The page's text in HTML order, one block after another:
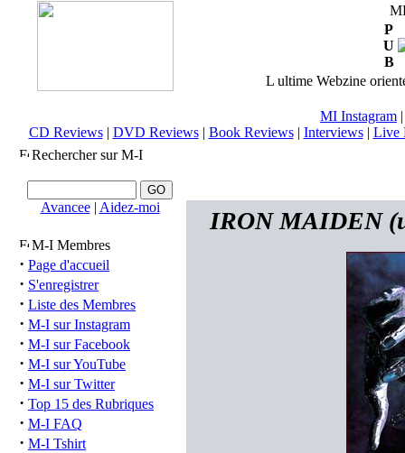
P
U
B
L ultime Webzine
MI Instagram
CD Reviews| DVD Reviews| Book Reviews| Interviews| Live
Rechercher sur M-I
Avancee| Aidez-moi
M-I Membres
· Page d'accueil
· S'enregistrer
· Liste des Membres
· M-I sur Instagram
· M-I sur Facebook
· M-I sur YouTube
· M-I sur Twitter
· Top 15 des Rubriques
· M-I FAQ
· M-I Tshirt
IRON MAIDEN